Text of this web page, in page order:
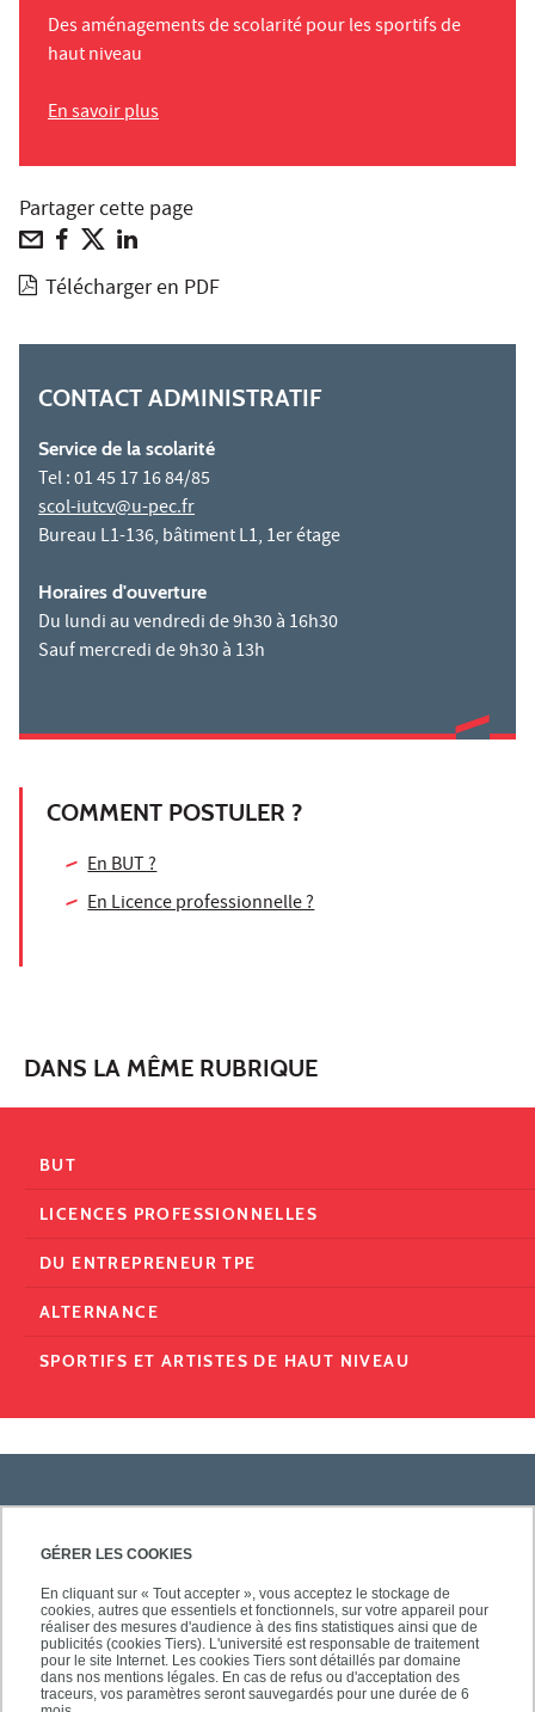
GÉRER LES COOKIES
En cliquant sur « Tout accepter », vous acceptez le stockage de
cookies, autres que essentiels et fonctionnels, sur votre appareil pour
réaliser des mesures d'audience à des fins statistiques ainsi que de
publicités (cookies Tiers). L'université est responsable de traitement
pour le site Internet. Les cookies Tiers sont détaillés par domaine
dans nos mentions légales. En cas de refus ou d'acceptation des
traceurs, vos paramètres seront sauvegardés pour une durée de 6
Des aménagements de scolarité pour les sportifs de
haut niveau
En savoir plus
Partager cette page
Télécharger en PDF
CONTACT ADMINISTRATIF
Service de la scolarité
Tel : 01 45 17 16 84/85
scol-iutcv@u-pec.fr
Bureau L1-136, bâtiment L1, 1er étage
Horaires d'ouverture
Du lundi au vendredi de 9h30 à 16h30
Sauf mercredi de 9h30 à 13h
COMMENT POSTULER ?
En BUT ?
En Licence professionnelle ?
DANS LA MÊME RUBRIQUE
BUT
LICENCES PROFESSIONNELLES
DU ENTREPRENEUR TPE
ALTERNANCE
SPORTIFS ET ARTISTES DE HAUT NIVEAU
PRATIQUE
ACCÈS RAPIDES